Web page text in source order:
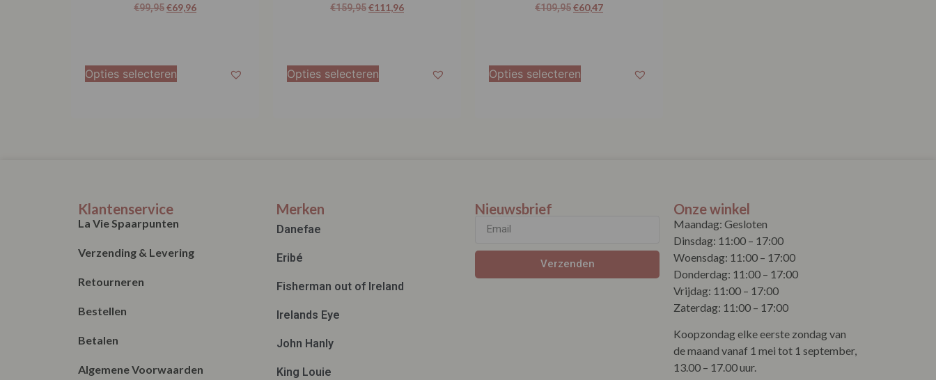
€99,95€69,96
Opties selecteren
€159,95€111,96
Opties selecteren
€109,95€60,47
Opties selecteren
Klantenservice
La Vie Spaarpunten
Verzending & Levering
Retourneren
Bestellen
Betalen
Algemene Voorwaarden
Merken
Danefae
Eribé
Fisherman out of Ireland
Irelands Eye
John Hanly
King Louie
Nieuwsbrief
Verzenden
Onze winkel
Maandag: Gesloten
Dinsdag: 11:00 – 17:00
Woensdag: 11:00 – 17:00
Donderdag: 11:00 – 17:00
Vrijdag: 11:00 – 17:00
Zaterdag: 11:00 – 17:00
Koopzondag elke eerste zondag van
de maand vanaf 1 mei tot 1 september,
13.00 – 17.00 uur.